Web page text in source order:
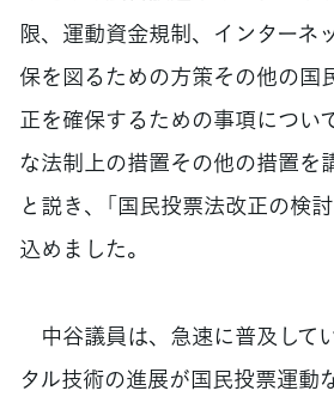
限、運動資金規制、インターネ
保を図るための方策その他の国
正を確保するための事項につい
な法制上の措置その他の措置を
と説き、「国民投票法改正の検
込めました。
中谷議員は、急速に普及して
タル技術の進展が国民投票運動